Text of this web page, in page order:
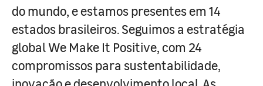
do mundo, e estamos presentes em 14
estados brasileiros. Seguimos a estratégia
global We Make It Positive, com 24
compromissos para sustentabilidade,